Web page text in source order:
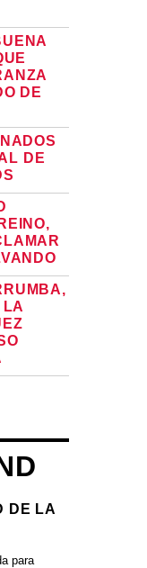
DE
DE
LA
DE LA
para